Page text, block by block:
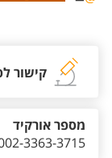
קישור
3363-3715
מספר אורקיד